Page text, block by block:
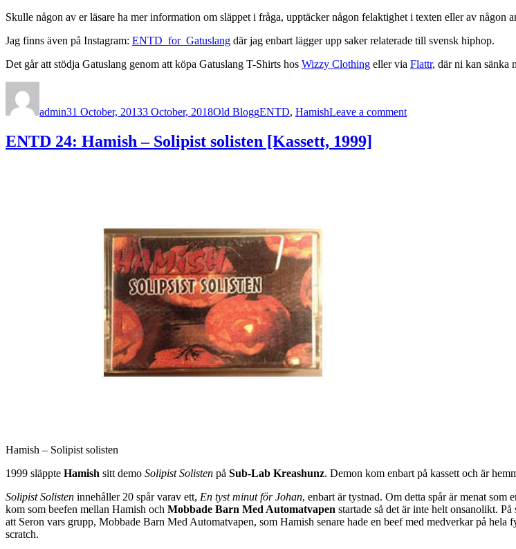
Skulle någon av er läsare ha mer information om släppet i fråga, upptäcker någon felaktighet i texten eller av någon
Jag finns även på Instagram: ENTD_for_Gatuslang där jag enbart lägger upp saker relaterade till svensk hiphop.
Det går att stödja Gatuslang genom att köpa Gatuslang T-Shirts hos Wizzy Clothing eller via Flattr, där ni kan sänka
admin31 October, 20133 October, 2018Old BloggENTD, HamishLeave a comment24:
ENTD 24: Hamish – Solipist solisten [Kassett, 1999]
Hamish – Solipist solisten
1999 släppte Hamish sitt demo Solipist Solisten på Sub-Lab Kreashunz. Demon kom enbart på kassett och är
Solipist Solisten innehåller 20 spår varav ett, En tyst minut för Johan, enbart är tystnad. Om detta spår är menat
kom som beefen mellan Hamish och Mobbade Barn Med Automatvapen startade så det är inte helt onsanolikt. På
att Seron vars grupp, Mobbade Barn Med Automatvapen, som Hamish senare hade en beef med medverkar på
scratch.